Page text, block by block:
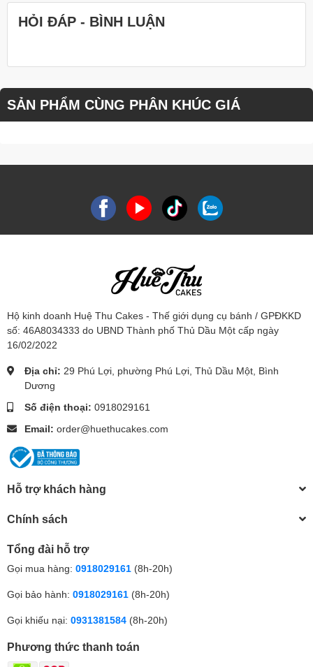
HỎI ĐÁP - BÌNH LUẬN
SẢN PHẨM CÙNG PHÂN KHÚC GIÁ
Hộ kinh doanh Huệ Thu Cakes - Thế giới dụng cụ bánh / GPĐKKD
số: 46A8034333 do UBND Thành phố Thủ Dầu Một cấp ngày
16/02/2022
Địa chỉ: 29 Phú Lợi, phường Phú Lợi, Thủ Dầu Một, Bình
Dương
Số điện thoại: 0918029161
Email: order@huethucakes.com
Hỗ trợ khách hàng
Chính sách
Tổng đài hỗ trợ
Gọi mua hàng: 0918029161 (8h-20h)
Gọi bảo hành: 0918029161 (8h-20h)
Gọi khiếu nại: 0931381584 (8h-20h)
Phương thức thanh toán